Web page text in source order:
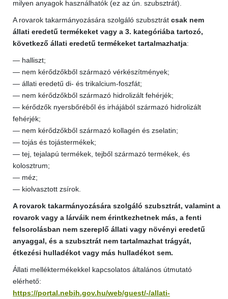
milyen anyagok használhatók (ez az ún. szubsztrát).
A rovarok takarmányozására szolgáló szubsztrát csak nem
állati eredetű termékeket vagy a 3. kategóriába tartozó,
következő állati eredetű termékeket tartalmazhatja:
— halliszt;
— nem kérődzőkből származó vérkészítmények;
— állati eredetű di- és trikalcium-foszfát;
— nem kérődzőkből származó hidrolizált fehérjék;
— kérődzők nyersbőréből és irhájából származó hidrolizált
fehérjék;
— nem kérődzőkből származó kollagén és zselatin;
— tojás és tojástermékek;
— tej, tejalapú termékek, tejből származó termékek, és
kolosztrum;
— méz;
— kiolvasztott zsírok.
A rovarok takarmányozására szolgáló szubsztrát, valamint a
rovarok vagy a lárváik nem érintkezhetnek más, a fenti
felsorolásban nem szereplő állati vagy növényi eredetű
anyaggal, és a szubsztrát nem tartalmazhat trágyát,
étkezési hulladékot vagy más hulladékot sem.
Állati melléktermékekkel kapcsolatos általános útmutató
elérhető:
https://portal.nebih.gov.hu/web/guest/-/allati-